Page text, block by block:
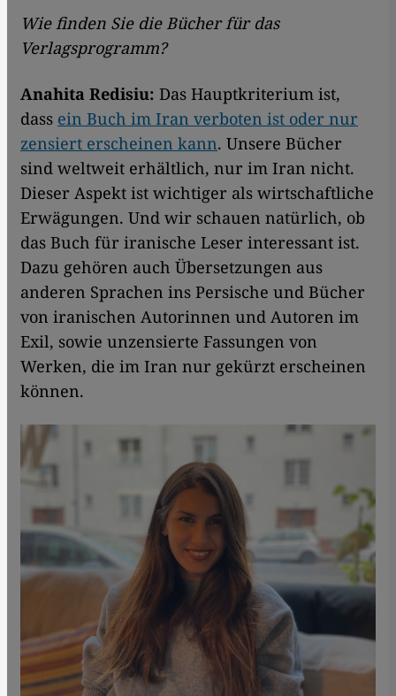
Wie finden Sie die Bücher für das
Verlagsprogramm?
Anahita Redisiu: Das Hauptkriterium ist,
dass ein Buch im Iran verboten ist oder nur
zensiert erscheinen kann. Unsere Bücher
sind weltweit erhältlich, nur im Iran nicht.
Dieser Aspekt ist wichtiger als wirtschaftliche
Erwägungen. Und wir schauen natürlich, ob
das Buch für iranische Leser interessant ist.
Dazu gehören auch Übersetzungen aus
anderen Sprachen ins Persische und Bücher
von iranischen Autorinnen und Autoren im
Exil, sowie unzensierte Fassungen von
Werken, die im Iran nur gekürzt erscheinen
können.